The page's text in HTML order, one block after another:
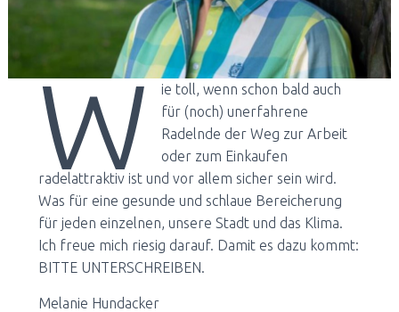
W
ie toll, wenn schon bald auch
für (noch) unerfahrene
Radelnde der Weg zur Arbeit
oder zum Einkaufen
radelattraktiv ist und vor allem sicher sein wird.
Was für eine gesunde und schlaue Bereicherung
für jeden einzelnen, unsere Stadt und das Klima.
Ich freue mich riesig darauf. Damit es dazu kommt:
BITTE UNTERSCHREIBEN.
Melanie Hundacker